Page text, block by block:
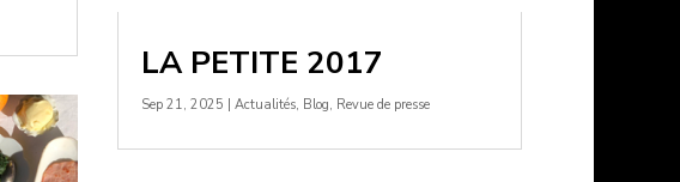
LA PETITE 2017
Sep 21, 2025 | Actualités, Blog, Revue de presse